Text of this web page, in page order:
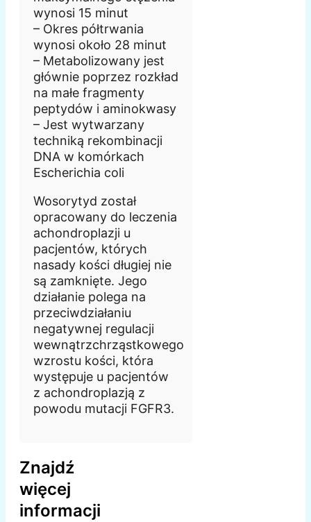
wynosi 15 minut
– Okres półtrwania
wynosi około 28 minut
– Metabolizowany jest
głównie poprzez rozkład
na małe fragmenty
peptydów i aminokwasy
– Jest wytwarzany
techniką rekombinacji
DNA w komórkach
Escherichia coli
Wosorytyd został
opracowany do leczenia
achondroplazji u
pacjentów, których
nasady kości długiej nie
są zamknięte. Jego
działanie polega na
przeciwdziałaniu
negatywnej regulacji
wewnątrzchrząstkowego
wzrostu kości, która
występuje u pacjentów
z achondroplazją z
powodu mutacji FGFR3.
Znajdź
więcej
informacji